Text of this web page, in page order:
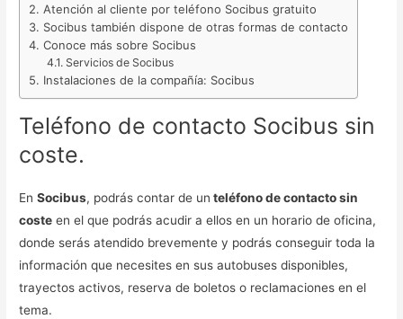
Atención al cliente por teléfono Socibus gratuito
Socibus también dispone de otras formas de contacto
Conoce más sobre Socibus
Servicios de Socibus
Instalaciones de la compañía: Socibus
Teléfono de contacto Socibus sin
coste.
EnSocibus, podrás contar de un teléfono de contacto sin
coste en el que podrás acudir a ellos en un horario de oficina,
donde serás atendido brevemente y podrás conseguir toda la
información que necesites en sus autobuses disponibles,
trayectos activos, reserva de boletos o reclamaciones en el
tema.